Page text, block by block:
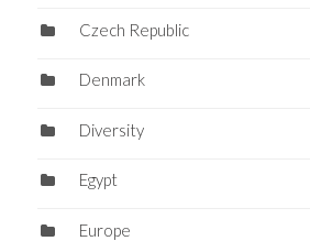
Czech Republic
Denmark
Diversity
Egypt
Europe